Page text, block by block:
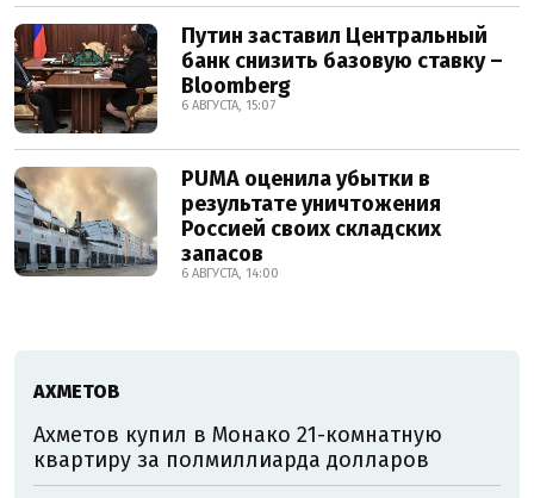
Путин заставил Центральный
банк снизить базовую ставку –
Bloomberg
6 АВГУСТА, 15:07
PUMA оценила убытки в
результате уничтожения
Россией своих складских
запасов
6 АВГУСТА, 14:00
АХМЕТОВ
Ахметов купил в Монако 21-комнатную
квартиру за полмиллиарда долларов